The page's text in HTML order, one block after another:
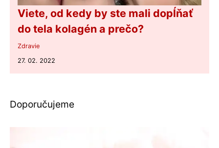
Viete, od kedy by ste mali dopĺňať
do tela kolagén a prečo?
Zdravie
27. 02. 2022
Doporučujeme